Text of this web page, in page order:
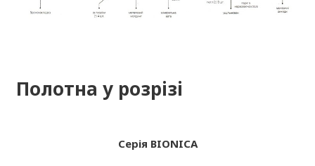
Полотна у розрізі
Серія BIONICA